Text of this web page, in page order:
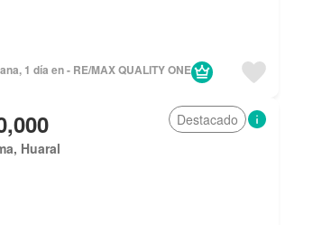
1 día en - RE/MAX QUALITY ONE
Destacado
Huaral